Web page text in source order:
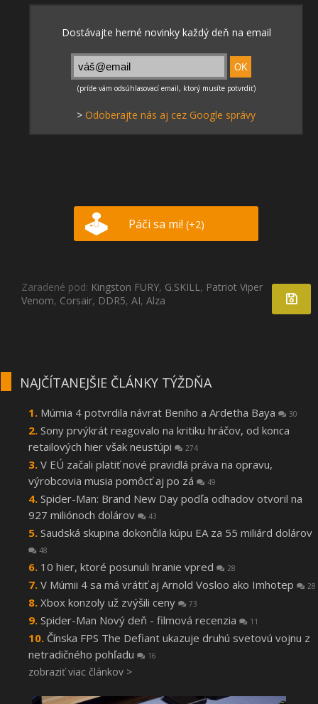
> Odoberajte nás aj cez Google správy
Páči sa mi! (+2)
Zaradené pod: Kingston FURY, G.SKILL, Patriot Viper
Venom, Corsair, DDR5, AI, Alza
NAJČÍTANEJŠIE ČLÁNKY TÝŽDŇA
Múmia 4 potvrdila návrat Beniho a Ardetha Baya 30
Sony prvýkrát reagovalo na kritiku hráčov, od konca
retailových hier však neustúpi
274
V EÚ začali platiť nové pravidlá práva na opravu,
výrobcovia musia pomôcť aj po zá
49
Spider-Man: Brand New Day podľa odhadov otvoril na
927 miliónoch dolárov
43
Saudská skupina dokončila kúpu EA za 55 miliárd dolárov
48
10 hier, ktoré posunuli hranie vpred 28
V Múmii 4 sa má vrátiť aj Arnold Vosloo ako Imhotep 28
Xbox konzoly už zvýšili ceny 73
Spider-Man Nový deň - filmová recenzia 11
Čínska FPS The Defiant ukazuje druhú svetovú vojnu z
netradičného pohľadu
16
zobraziť viac článkov >